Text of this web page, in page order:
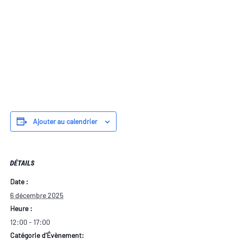
Ajouter au calendrier
DÉTAILS
Date :
6 décembre 2025
Heure :
12:00 - 17:00
Catégorie d’Évènement: